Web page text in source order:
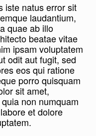
iste natus error sit
laudantium,
quae ab illo
beatae vitae
ipsam voluptatem
odit aut fugit, sed
eos qui ratione
porro quisquam
sit amet,
non numquam
et dolore